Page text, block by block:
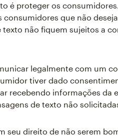
é proteger os
consumidores que não
não fiquem sujeitos a
legalmente com um
tiver dado
recebendo informações da
de texto não
seu direito de não serem